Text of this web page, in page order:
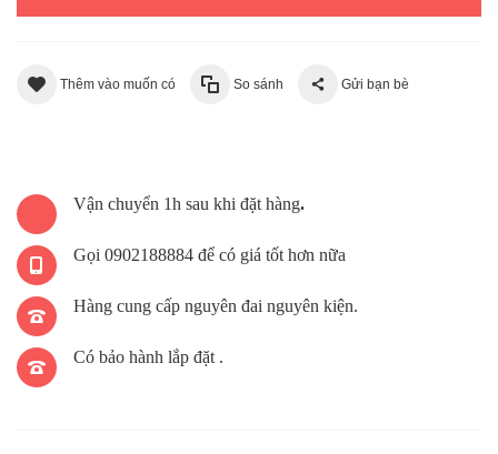
Thêm vào muốn có So sánh Gửi bạn bè
Vận chuyển 1h sau khi đặt hàng.
Gọi 0902188884 để có giá tốt hơn nữa
Hàng cung cấp nguyên đai nguyên kiện.
Có bảo hành lắp đặt .